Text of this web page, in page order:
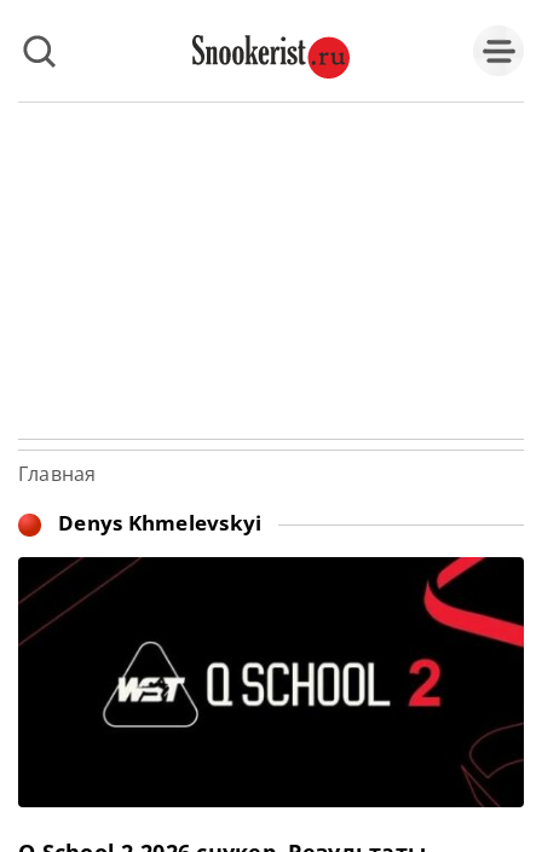
Главная
Denys Khmelevskyi